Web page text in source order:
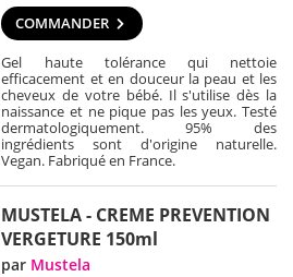
COMMANDER
Gel haute tolérance qui nettoie
efficacement et en douceur la peau et les
cheveux de votre bébé. Il s'utilise dès la
naissance et ne pique pas les yeux. Testé
dermatologiquement. 95% des
ingrédients sont d'origine naturelle.
Vegan. Fabriqué en France.
MUSTELA - CREME PREVENTION
VERGETURE 150ml
par Mustela